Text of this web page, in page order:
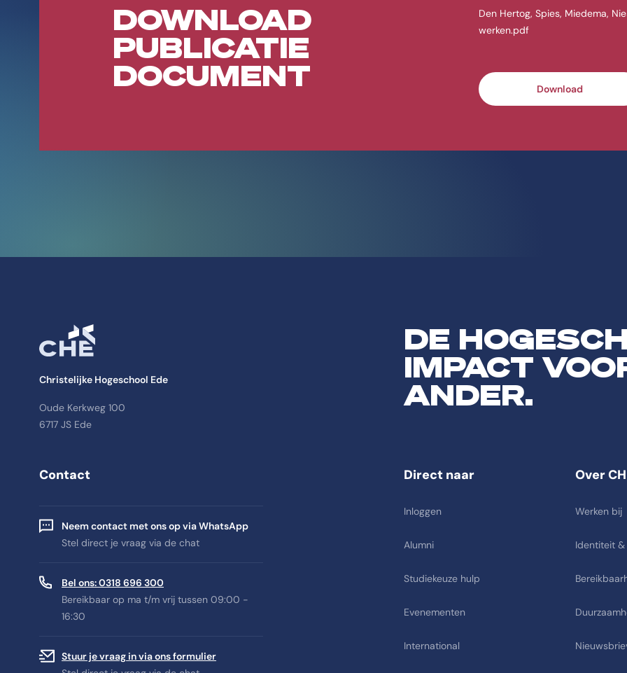
DOWNLOAD
PUBLICATIE
DOCUMENT
Den Hertog, Spies, Miedema,
werken.pdf
Download
Christelijke Hogeschool Ede
Oude Kerkweg 100
6717 JS Ede
DE
IMPACT
ANDER.
Contact
Neem contact met ons op via WhatsApp
Stel direct je vraag via de chat
Bel ons: 0318 696 300
Bereikbaar op ma t/m vrij tussen 09:00 -
16:30
Stuur je vraag in via ons formulier
Direct naar
Inloggen
Alumni
Studiekeuze hulp
Evenementen
International
Over
Werken bij
Identiteit &